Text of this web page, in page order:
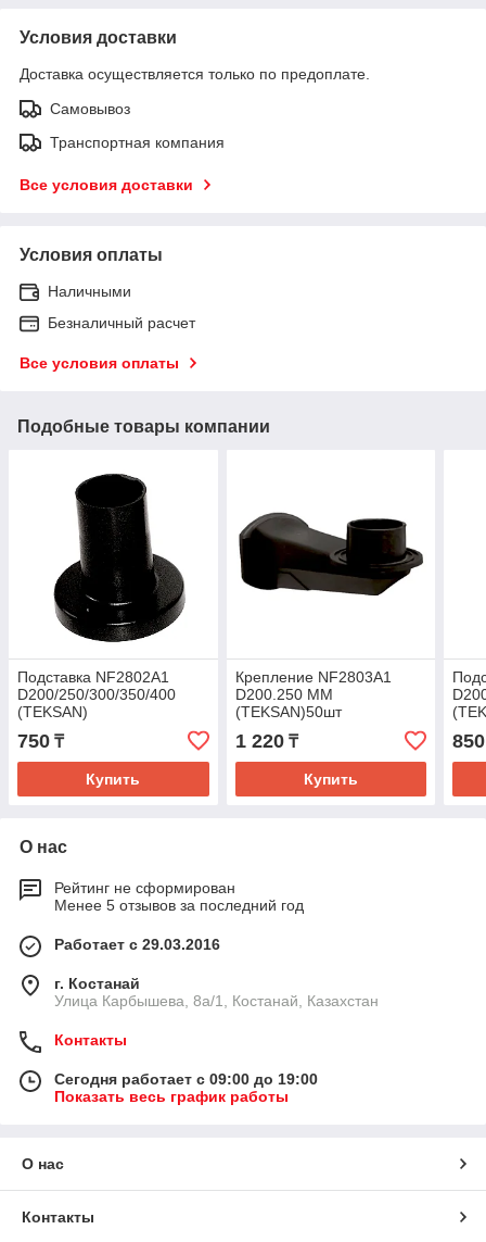
Условия доставки
Доставка осуществляется только по предоплате.
Самовывоз
Транспортная компания
Все условия доставки
Условия оплаты
Наличными
Безналичный расчет
Все условия оплаты
Подобные товары компании
Подставка NF2802A1
D200/250/300/350/400
(TEKSAN)
750 ₸
Купить
Крепление NF2803A1
D200.250 MM
(TEKSAN)50шт
1 220₸
Купить
850
О нас
Рейтинг не сформирован
Менее 5 отзывов за последний год
Работает с 29.03.2016
г. Костанай
Улица Карбышева, 8а/1, Костанай, Казахстан
Контакты
Сегодня работает с 09:00 до 19:00
Показать весь график работы
О нас
Контакты